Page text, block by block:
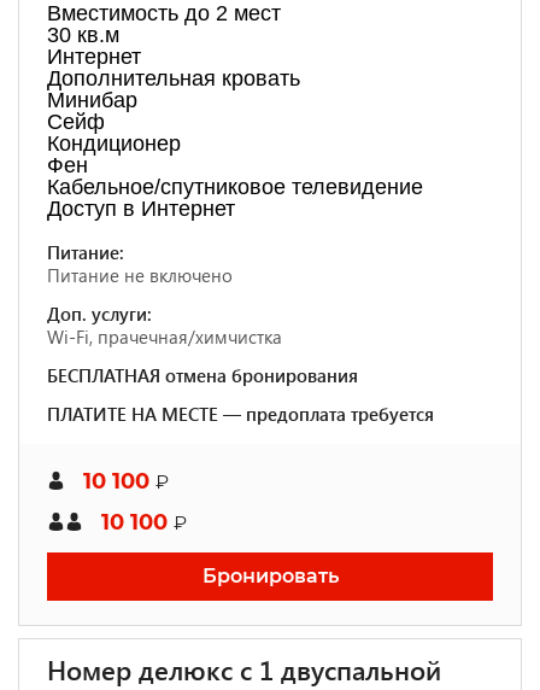
Вместимость до 2 мест
30 кв.м
Интернет
Дополнительная кровать
Минибар
Сейф
Кондиционер
Фен
Кабельное/спутниковое телевидение
Доступ в Интернет
Питание:
Питание не включено
Доп. услуги:
Wi-Fi, прачечная/химчистка
БЕСПЛАТНАЯ отмена бронирования
ПЛАТИТЕ НА МЕСТЕ — предоплата требуется
10 100 ₽
10 100 ₽
Бронировать
Номер делюкс с 1 двуспальной